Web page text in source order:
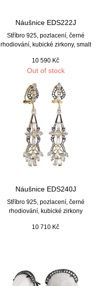
Náušnice EDS222J
Stříbro 925, pozlacení, černé
rhodiování, kubické zirkony, smalt
10 590 Kč
Out of stock
Náušnice EDS240J
Stříbro 925, pozlacení, černé
rhodiování, kubické zirkony
10 710 Kč